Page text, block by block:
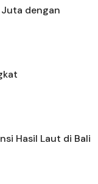
Juta dengan
Hasil Laut di Bali